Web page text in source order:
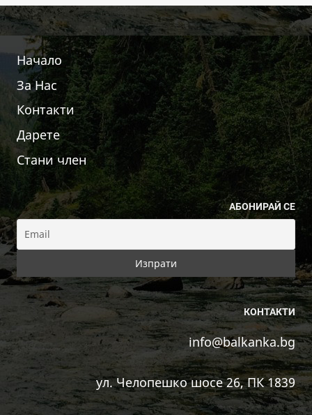
Начало
За Нас
Контакти
Дарете
Стани член
АБОНИРАЙ СЕ
КОНТАКТИ
info@balkanka.bg
ул. Челопешко шосе 26, ПК 1839